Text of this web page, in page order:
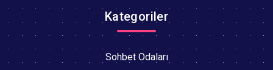
Kategoriler
Sohbet Odaları